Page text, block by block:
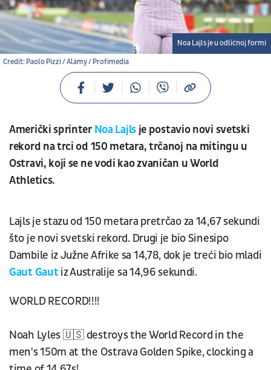
Credit: Paolo Pizzi / Alamy / Profimedia
Noa Lajls je u odličnoj formi
Američki sprinter Noa Lajls je postavio novi svetski
rekord na trci od 150 metara, trčanoj na mitingu u
Ostravi, koji se ne vodi kao zvaničan u World
Athletics.
Lajls je stazu od 150 metara pretrčao za 14,67 sekundi
što je novi svetski rekord. Drugi je bio Sinesipo
Dambile iz Južne Afrike sa 14,78, dok je treći bio mladi
Gaut Gautiz Australije sa 14,96 sekundi.
WORLD RECORD!!!!
Noah Lyles 🇺🇸 destroys the World Record in the
men's 150m at the Ostrava Golden Spike, clocking a